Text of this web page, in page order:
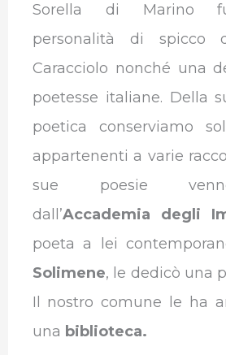
Sorella di Marino
personalità di spicco
Caracciolo nonché una
poetesse italiane. Della
poetica conserviamo
appartenenti a varie
sue poesie
dall’Accademia degli
poeta a lei
Solimene, le dedicò una
Il nostro comune le ha
una biblioteca.